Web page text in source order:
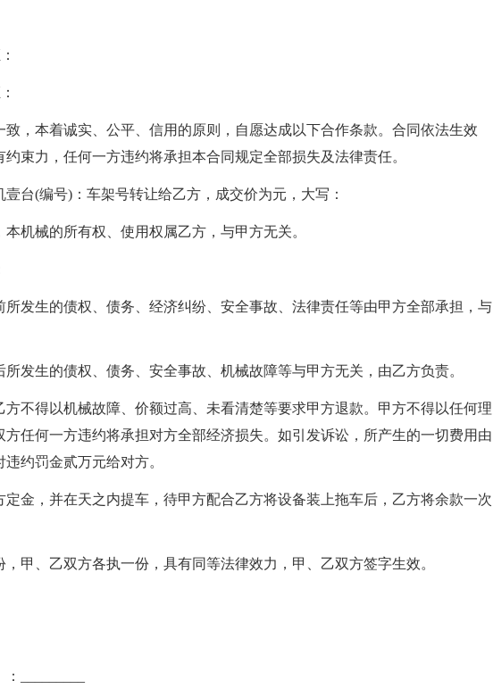
致，本着诚实、公平、信用的原则，自愿达成以下合作条款。合同依法生效
束力，任何一方违约将承担本合同规定全部损失及法律责任。
台(编号)：车架号转让给乙方，成交价为元，大写：
机械的所有权、使用权属乙方，与甲方无关。
所发生的债权、债务、经济纠纷、安全事故、法律责任等由甲方全部承担，与
发生的债权、债务、安全事故、机械故障等与甲方无关，由乙方负责。
方不得以机械故障、价额过高、未看清楚等要求甲方退款。甲方不得以任何理
方任何一方违约将承担对方全部经济损失。如引发诉讼，所产生的一切费用由
约罚金贰万元给对方。
定金，并在天之内提车，待甲方配合乙方将设备装上拖车后，乙方将余款一次
，甲、乙双方各执一份，具有同等法律效力，甲、乙双方签字生效。
_________